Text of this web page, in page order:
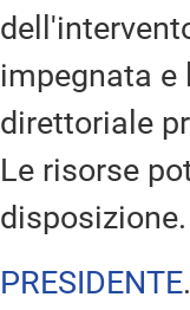
impegnata
direttoriale
Le risorse
disposizione.
PRESIDENTE